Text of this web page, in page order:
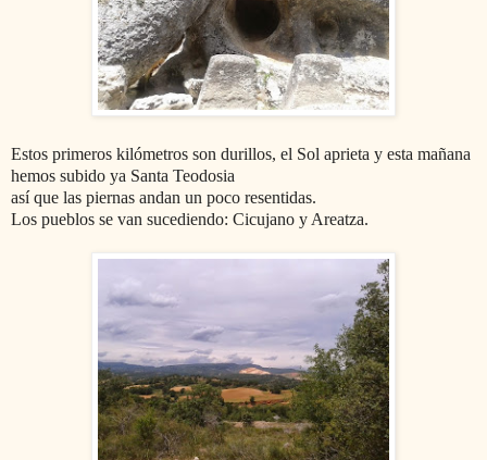
Estos primeros kilómetros son durillos, el Sol aprieta y esta mañana
hemos subido ya Santa Teodosia
así que las piernas andan un poco resentidas.
Los pueblos se van sucediendo: Cicujano y Areatza.